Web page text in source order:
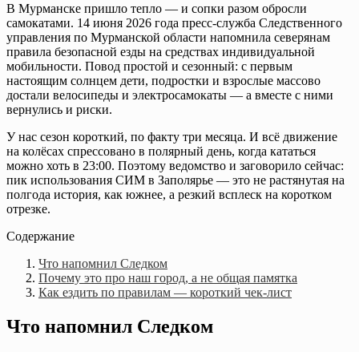
В Мурманске пришло тепло — и сопки разом обросли
самокатами. 14 июня 2026 года пресс-служба Следственного
управления по Мурманской области напомнила северянам
правила безопасной езды на средствах индивидуальной
мобильности. Повод простой и сезонный: с первым
настоящим солнцем дети, подростки и взрослые массово
достали велосипеды и электросамокаты — а вместе с ними
вернулись и риски.
У нас сезон короткий, по факту три месяца. И всё движение
на колёсах спрессовано в полярный день, когда кататься
можно хоть в 23:00. Поэтому ведомство и заговорило сейчас:
пик использования СИМ в Заполярье — это не растянутая на
полгода история, как южнее, а резкий всплеск на коротком
отрезке.
Содержание
Что напомнил Следком
Почему это про наш город, а не общая памятка
Как ездить по правилам — короткий чек-лист
Что напомнил Следком